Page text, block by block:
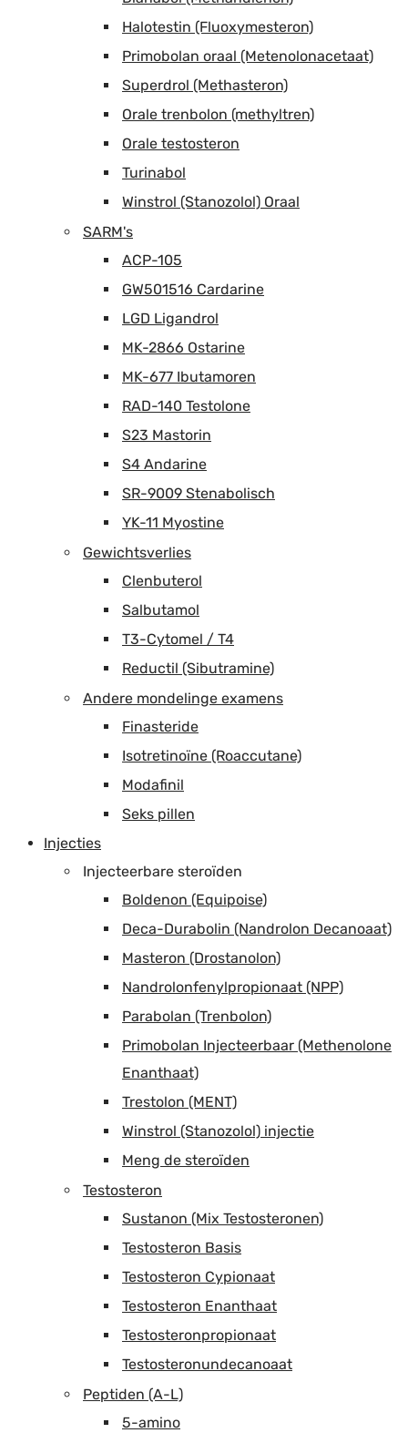
Halotestin (Fluoxymesteron)
Primobolan oraal (Metenolonacetaat)
Superdrol (Methasteron)
Orale trenbolon (methyltren)
Orale testosteron
Turinabol
Winstrol (Stanozolol) Oraal
SARM's
ACP-105
GW501516 Cardarine
LGD Ligandrol
MK-2866 Ostarine
MK-677 Ibutamoren
RAD-140 Testolone
S23 Mastorin
S4 Andarine
SR-9009 Stenabolisch
YK-11 Myostine
Gewichtsverlies
Clenbuterol
Salbutamol
T3-Cytomel / T4
Reductil (Sibutramine)
Andere mondelinge examens
Finasteride
Isotretinoïne (Roaccutane)
Modafinil
Seks pillen
Injecties
Injecteerbare steroïden
Boldenon (Equipoise)
Deca-Durabolin (Nandrolon Decanoaat)
Masteron (Drostanolon)
Nandrolonfenylpropionaat (NPP)
Parabolan (Trenbolon)
Primobolan Injecteerbaar (Methenolone
Enanthaat)
Trestolon (MENT)
Winstrol (Stanozolol) injectie
Meng de steroïden
Testosteron
Sustanon (Mix Testosteronen)
Testosteron Basis
Testosteron Cypionaat
Testosteron Enanthaat
Testosteronpropionaat
Testosteronundecanoaat
Peptiden (A-L)
5-amino